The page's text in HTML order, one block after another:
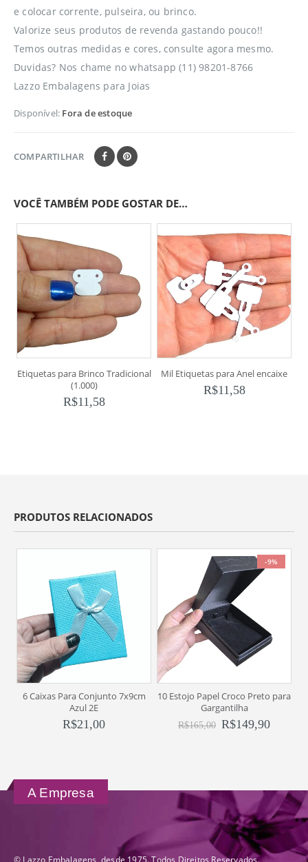
e colocar corrente, pulseira, ou brinco.
Valorize seus produtos de revenda gastando pouco!!
Temos outras medidas e cores, consulte agora mesmo.
Duvidas? Nos chame no whatsapp (11) 98201-8766
Lazzo Embalagens para Joias
Disponível: Fora de estoque
COMPARTILHAR
VOCÊ TAMBÉM PODE GOSTAR DE…
Etiquetas para Brinco Tradicional
(1.000)
R$11,58
Mil Etiquetas para Anel encaixe
R$11,58
PRODUTOS RELACIONADOS
6 Caixas Para Conjunto 7x9cm
Azul 2E
R$21,00
-9%
10 Estojo Papel Croco Preto para
Gargantilha
R$165,00 R$149,90
A Empresa
© Lazzo Embalagens, desde 1975. Todos Direitos Reservados.